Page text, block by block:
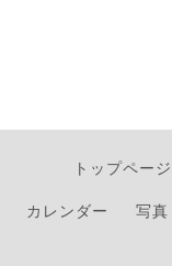
トップページ
カレンダー
写真